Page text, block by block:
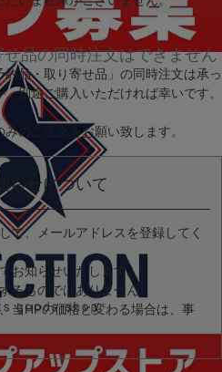
品の同時注文はできません
約品・取り寄せ品」 の同時注文は承っ
別途ご購入いただければ幸いです。
みのご注文をお願い致します。
らせについて
て、メールアドレスを登録してく
お知らせいたします。
るものではありません。
当HPの価格と変わる場合は、事